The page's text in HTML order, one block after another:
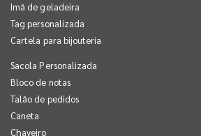
Imã de geladeira
Tag personalizada
Cartela para bijouteria
Sacola Personalizada
Bloco de notas
Talão de pedidos
Caneta
Chaveiro